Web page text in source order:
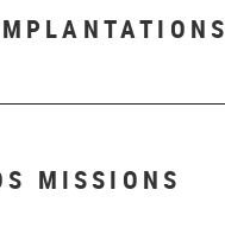
MISSIONS